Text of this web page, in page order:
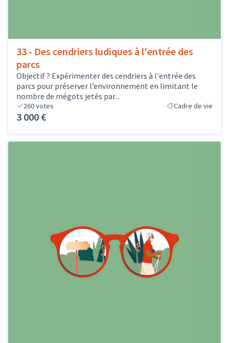
33 - Des cendriers ludiques à l'entrée des
parcs
Objectif ? Expérimenter des cendriers à l'entrée des
parcs pour préserver l’environnement en limitant le
nombre de mégots jetés par...
260votes Cadre de vie
3 000 €